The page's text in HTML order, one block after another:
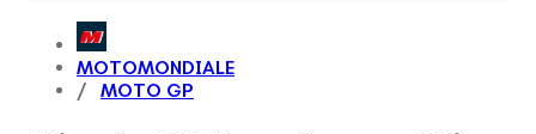
MOTOMONDIALE
MOTO GP